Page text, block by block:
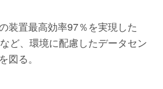
装置最高効率97％を実現した
ど、環境に配慮したデータセン
図る。